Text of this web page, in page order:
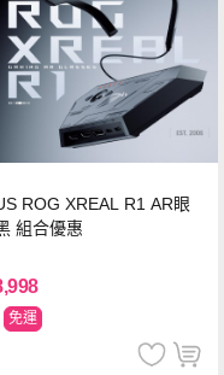
ROG XREAL R1 AR眼
組合優惠
免運